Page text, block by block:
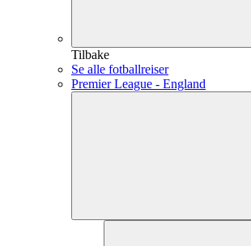
Tilbake
Se alle fotballreiser
Premier League - England